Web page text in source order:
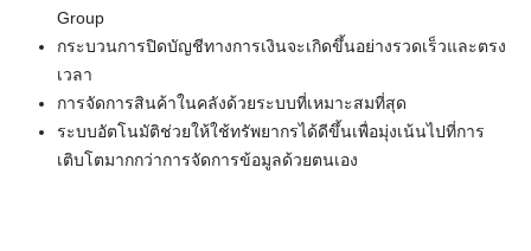
Group
กระบวนการปิดบัญชีทางการเงินจะเกิดขึ้นอย่างรวดเร็วและตรง
เวลา
การจัดการสินค้าในคลังด้วยระบบที่เหมาะสมที่สุด
ระบบอัตโนมัติช่วยให้ใช้ทรัพยากรได้ดีขึ้นเพื่อมุ่งเน้นไปที่การ
เติบโตมากกว่าการจัดการข้อมูลด้วยตนเอง